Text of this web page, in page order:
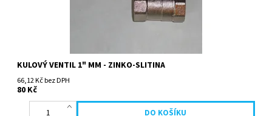
KULOVÝ VENTIL 1" MM - ZINKO-SLITINA
66,12 Kč bez DPH
80 Kč